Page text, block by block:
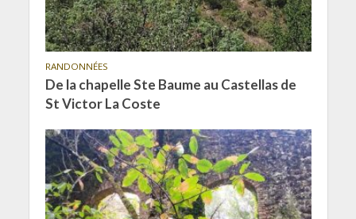
RANDONNÉES
De la chapelle Ste Baume au Castellas de
St Victor La Coste